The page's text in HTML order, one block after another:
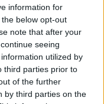
information for
below opt-out
note that after your
seeing
utilized by
third parties prior to
of the further
by third parties on the
fin de año de la mano de
de chicas· Tutorial belleza